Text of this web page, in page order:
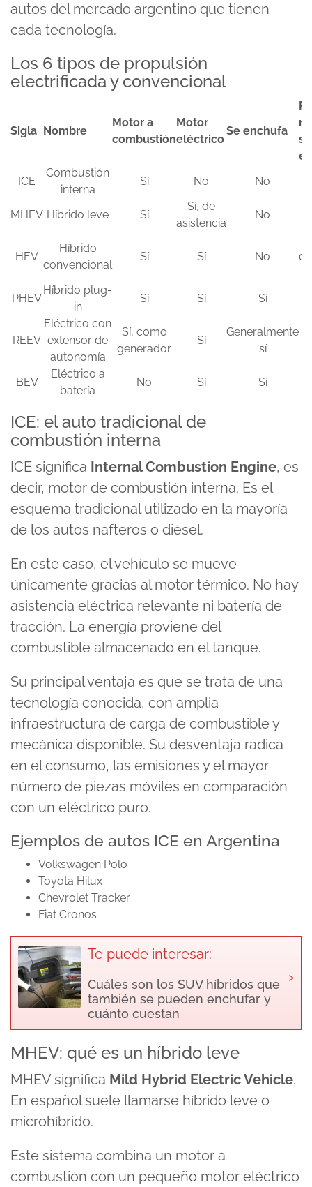
autos del mercado argentino que tienen
cada tecnología.
Los 6 tipos de propulsión
electrificada y convencional
Sigla Nombre
Motor a
combustión
Motor
eléctrico
Se enchufa
ICE
Combustión
interna
Sí No No
MHEV Híbrido leve Sí
Sí, de
asistencia
No
HEV
Híbrido
convencional
Sí Sí No
PHEV
Híbrido plug-
in
Sí Sí Sí
REEV
Eléctrico con
extensor de
autonomía
Sí, como
generador
Sí
Generalmente
sí
BEV
Eléctrico a
batería
No Sí Sí
ICE: el auto tradicional de
combustión interna
ICE significa Internal Combustion Engine, es
decir, motor de combustión interna. Es el
esquema tradicional utilizado en la mayoría
de los autos nafteros o diésel.
En este caso, el vehículo se mueve
únicamente gracias al motor térmico. No hay
asistencia eléctrica relevante ni batería de
tracción. La energía proviene del
combustible almacenado en el tanque.
Su principal ventaja es que se trata de una
tecnología conocida, con amplia
infraestructura de carga de combustible y
mecánica disponible. Su desventaja radica
en el consumo, las emisiones y el mayor
número de piezas móviles en comparación
con un eléctrico puro.
Ejemplos de autos ICE en Argentina
Volkswagen Polo
Toyota Hilux
Chevrolet Tracker
Fiat Cronos
Te puede interesar:
Cuáles son los SUV híbridos que
también se pueden enchufar y
cuánto cuestan
›
MHEV: qué es un híbrido leve
MHEV significa Mild Hybrid Electric Vehicle.
En español suele llamarse híbrido leve o
microhíbrido.
Este sistema combina un motor a
combustión con un pequeño motor eléctrico